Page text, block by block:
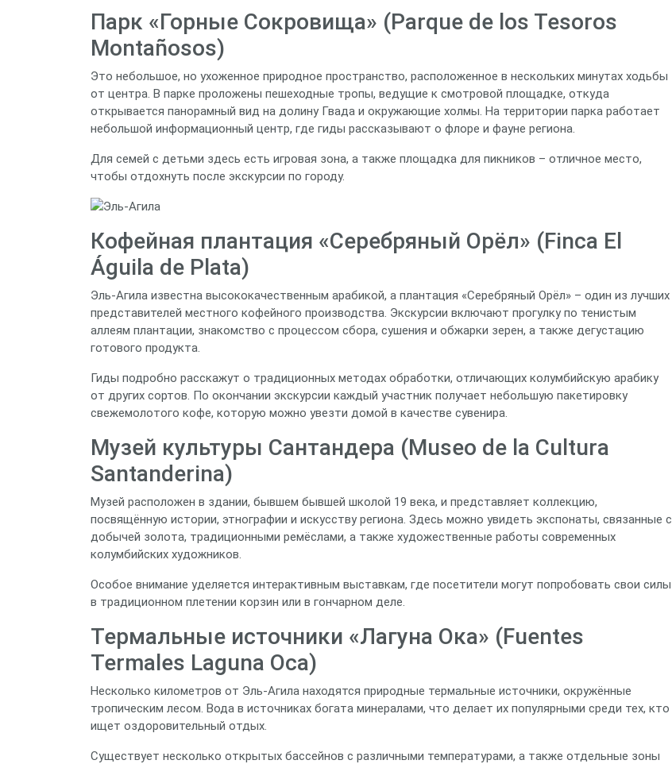
Парк «Горные Сокровища» (Parque de los Tesoros
Montañosos)
Это небольшое, но ухоженное природное пространство, расположенное в нескольких минутах ходьбы
от центра. В парке проложены пешеходные тропы, ведущие к смотровой площадке, откуда
открывается панорамный вид на долину Гвада и окружающие холмы. На территории парка работает
небольшой информационный центр, где гиды рассказывают о флоре и фауне региона.
Для семей с детьми здесь есть игровая зона, а также площадка для пикников – отличное место,
чтобы отдохнуть после экскурсии по городу.
Кофейная плантация «Серебряный Орёл» (Finca El
Águila de Plata)
Эль‑Агила известна высококачественным арабикой, а плантация «Серебряный Орёл» – один из лучших
представителей местного кофейного производства. Экскурсии включают прогулку по тенистым
аллеям плантации, знакомство с процессом сбора, сушения и обжарки зерен, а также дегустацию
готового продукта.
Гиды подробно расскажут о традиционных методах обработки, отличающих колумбийскую арабику
от других сортов. По окончании экскурсии каждый участник получает небольшую пакетировку
свежемолотого кофе, которую можно увезти домой в качестве сувенира.
Музей культуры Сантандера (Museo de la Cultura
Santanderina)
Музей расположен в здании, бывшем бывшей школой 19 века, и представляет коллекцию,
посвящённую истории, этнографии и искусству региона. Здесь можно увидеть экспонаты, связанные с
добычей золота, традиционными ремёслами, а также художественные работы современных
колумбийских художников.
Особое внимание уделяется интерактивным выставкам, где посетители могут попробовать свои силы
в традиционном плетении корзин или в гончарном деле.
Термальные источники «Лагуна Ока» (Fuentes
Termales Laguna Oca)
Несколько километров от Эль‑Агила находятся природные термальные источники, окружённые
тропическим лесом. Вода в источниках богата минералами, что делает их популярными среди тех, кто
ищет оздоровительный отдых.
Существует несколько открытых бассейнов с различными температурами, а также отдельные зоны